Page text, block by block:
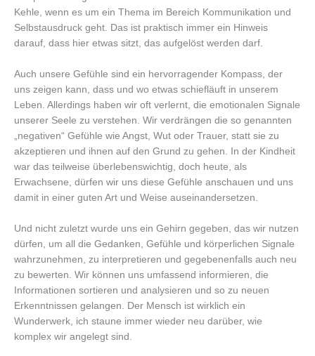
Kehle, wenn es um ein Thema im Bereich Kommunikation und
Selbstausdruck geht. Das ist praktisch immer ein Hinweis
darauf, dass hier etwas sitzt, das aufgelöst werden darf.
Auch unsere Gefühle sind ein hervorragender Kompass, der
uns zeigen kann, dass und wo etwas schiefläuft in unserem
Leben. Allerdings haben wir oft verlernt, die emotionalen Signale
unserer Seele zu verstehen. Wir verdrängen die so genannten
„negativen“ Gefühle wie Angst, Wut oder Trauer, statt sie zu
akzeptieren und ihnen auf den Grund zu gehen. In der Kindheit
war das teilweise überlebenswichtig, doch heute, als
Erwachsene, dürfen wir uns diese Gefühle anschauen und uns
damit in einer guten Art und Weise auseinandersetzen.
Und nicht zuletzt wurde uns ein Gehirn gegeben, das wir nutzen
dürfen, um all die Gedanken, Gefühle und körperlichen Signale
wahrzunehmen, zu interpretieren und gegebenenfalls auch neu
zu bewerten. Wir können uns umfassend informieren, die
Informationen sortieren und analysieren und so zu neuen
Erkenntnissen gelangen. Der Mensch ist wirklich ein
Wunderwerk, ich staune immer wieder neu darüber, wie
komplex wir angelegt sind.